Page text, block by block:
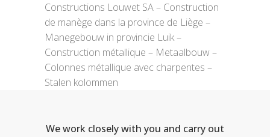
Constructions Louwet SA – Construction
de manège dans la province de Liège –
Manegebouw in provincie Luik –
Construction métallique – Metaalbouw –
Colonnes métallique avec charpentes –
Stalen kolommen
We work closely with you and carry out